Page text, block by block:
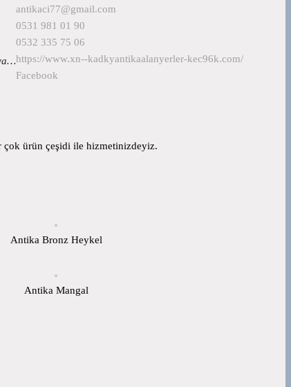
antikaci77@gmail.com
0531 981 01 90
0532 335 75 06
https://www.xn--kadkyantikaalanyerler-kec96k.com/
Facebook
çok ürün çeşidi ile hizmetinizdeyiz.
Antika Bronz Heykel
Antika Mangal